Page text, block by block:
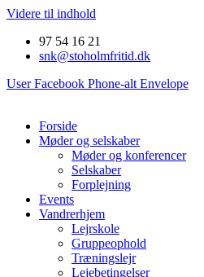
Videre til indhold
97 54 16 21
snk@stoholmfritid.dk
User Facebook Phone-alt Envelope
Forside
Møder og selskaber
Møder og konferencer
Selskaber
Forplejning
Events
Vandrerhjem
Lejrskole
Gruppeophold
Træningslejr
Lejebetingelser